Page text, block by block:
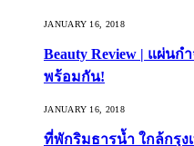
JANUARY 16, 2018
Beauty Review | แผ่น
พร้อมกัน!
JANUARY 16, 2018
ที่พักริมธารน้ำ ใกล้กรุ